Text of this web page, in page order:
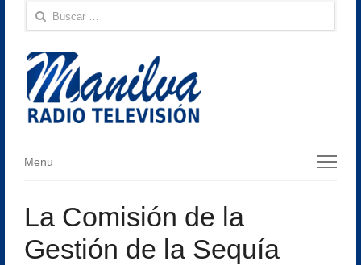
Buscar:
Menu
Menu
La Comisión de la
Gestión de la Sequía